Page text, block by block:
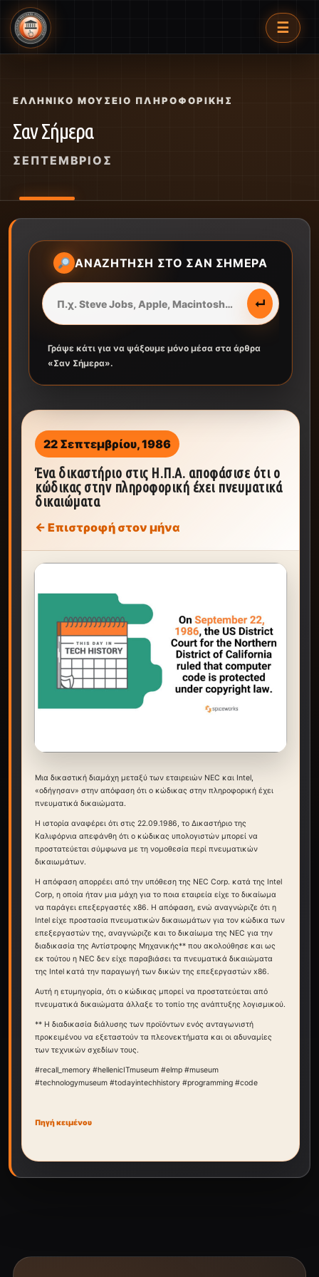
☰
ΕΛΛΗΝΙΚΌ ΜΟΥΣΕΊΟ ΠΛΗΡΟΦΟΡΙΚΉΣ
Σαν Σήμερα
ΣΕΠΤΈΜΒΡΙΟΣ
ΑΝΑΖΉΤΗΣΗ ΣΤΟ ΣΑΝ ΣΉΜΕΡΑ
↵
Γράψε κάτι για να ψάξουμε μόνο μέσα στα άρθρα
«Σαν Σήμερα».
22 Σεπτεμβρίου, 1986
Ένα δικαστήριο στις Η.Π.Α. αποφάσισε ότι ο
κώδικας στην πληροφορική έχει πνευματικά
δικαιώματα
← Επιστροφή στον μήνα
Μια δικαστική διαμάχη μεταξύ των εταιρειών NEC και Intel,
«οδήγησαν» στην απόφαση ότι ο κώδικας στην πληροφορική έχει
πνευματικά δικαιώματα.
Η ιστορία αναφέρει ότι στις 22.09.1986, το Δικαστήριο της
Καλιφόρνια απεφάνθη ότι ο κώδικας υπολογιστών μπορεί να
προστατεύεται σύμφωνα με τη νομοθεσία περί πνευματικών
δικαιωμάτων.
Η απόφαση απορρέει από την υπόθεση της NEC Corp. κατά της Intel
Corp, η οποία ήταν μια μάχη για το ποια εταιρεία είχε το δικαίωμα
να παράγει επεξεργαστές x86. Η απόφαση, ενώ αναγνώριζε ότι η
Intel είχε προστασία πνευματικών δικαιωμάτων για τον κώδικα των
επεξεργαστών της, αναγνώριζε και το δικαίωμα της NEC για την
διαδικασία της Αντίστροφης Μηχανικής** που ακολούθησε και ως
εκ τούτου η NEC δεν είχε παραβιάσει τα πνευματικά δικαιώματα
της Intel κατά την παραγωγή των δικών της επεξεργαστών x86.
Αυτή η ετυμηγορία, ότι ο κώδικας μπορεί να προστατεύεται από
πνευματικά δικαιώματα άλλαξε το τοπίο της ανάπτυξης λογισμικού.
** Η διαδικασία διάλυσης των προϊόντων ενός ανταγωνιστή
προκειμένου να εξεταστούν τα πλεονεκτήματα και οι αδυναμίες
των τεχνικών σχεδίων τους.
#recall_memory #hellenicITmuseum #elmp #museum
#technologymuseum #todayintechhistory #programming #code
Πηγή κειμένου